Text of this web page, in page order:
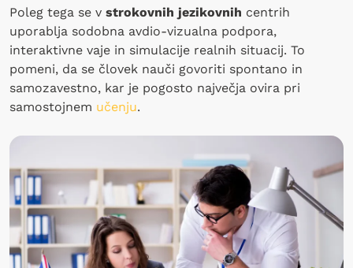
Poleg tega se v strokovnih jezikovnih centrih
uporablja sodobna avdio-vizualna podpora,
interaktivne vaje in simulacije realnih situacij. To
pomeni, da se človek nauči govoriti spontano in
samozavestno, kar je pogosto največja ovira pri
samostojnem učenju.